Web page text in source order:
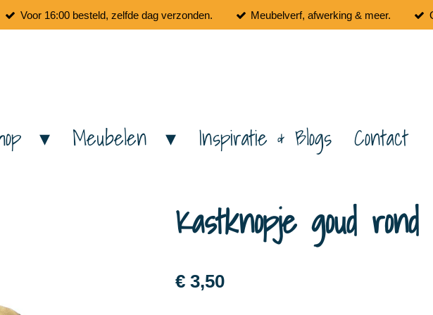
Voor 16:00 besteld, zelfde dag verzonden. Meubelverf, afwerking & meer.
Meubelen Inspiratie & Blogs Contact
Kastknopje goud rond
€ 3,50